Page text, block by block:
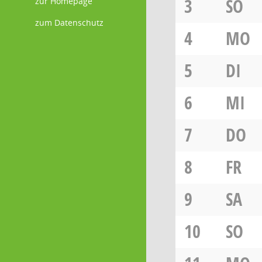
zum Datenschutz
3
SO
4
MO
5
DI
6
MI
7
DO
8
FR
9
SA
10
SO